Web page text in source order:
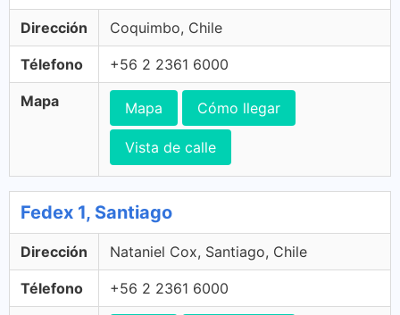
Dirección Coquimbo, Chile
Télefono +56 2 2361 6000
Mapa Mapa Cómo llegar
Vista de calle
Fedex 1, Santiago
Dirección Nataniel Cox, Santiago, Chile
Télefono +56 2 2361 6000